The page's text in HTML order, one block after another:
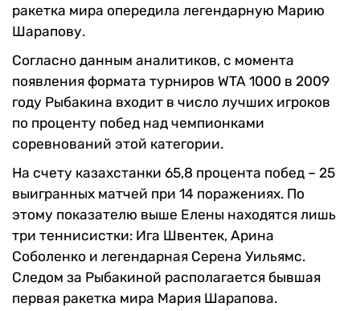
ракетка мира опередила легендарную Марию
Шарапову.
Согласно данным аналитиков, с момента
появления формата турниров WTA 1000 в 2009
году Рыбакина входит в число лучших игроков
по проценту побед над чемпионками
соревнований этой категории.
На счету казахстанки 65,8 процента побед – 25
выигранных матчей при 14 поражениях. По
этому показателю выше Елены находятся лишь
три теннисистки: Ига Швентек, Арина
Соболенко и легендарная Серена Уильямс.
Следом за Рыбакиной располагается бывшая
первая ракетка мира Мария Шарапова.